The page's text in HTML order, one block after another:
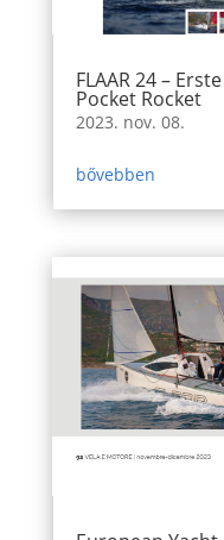
FLAAR 24 –
Pocket Rocket
2023. nov. 08.
bővebben